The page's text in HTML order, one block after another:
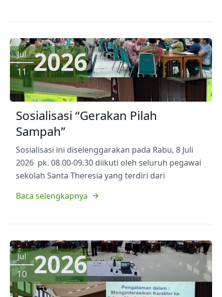
Jul
11 2026
Sosialisasi “Gerakan Pilah
Sampah”
Sosialisasi ini diselenggarakan pada Rabu, 8 Juli
2026 pk. 08.00-09.30 diikuti oleh seluruh pegawai
sekolah Santa Theresia yang terdiri dari
Baca selengkapnya
Jul
10 2026